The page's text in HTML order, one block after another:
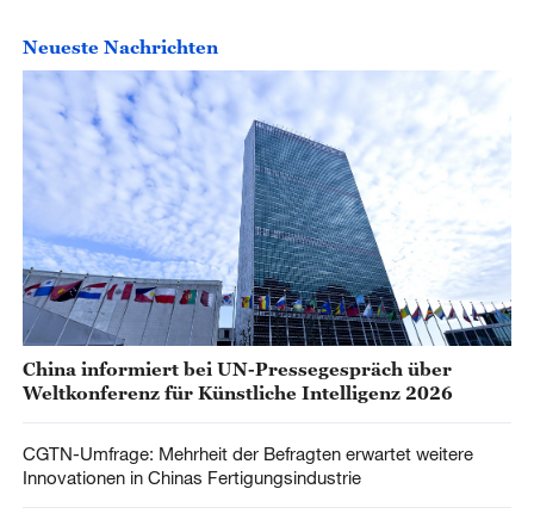
Neueste Nachrichten
China informiert bei UN-Pressegespräch über
Weltkonferenz für Künstliche Intelligenz 2026
CGTN-Umfrage: Mehrheit der Befragten erwartet weitere
Innovationen in Chinas Fertigungsindustrie